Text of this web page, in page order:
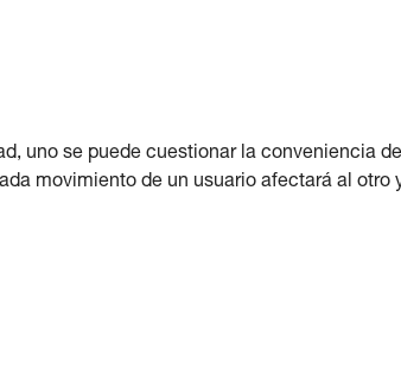
uno se puede cuestionar la conveniencia de
movimiento de un usuario afectará al otro